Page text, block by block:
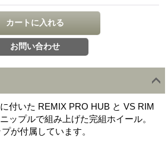
付いた REMIX PRO HUB と VS RIM
ップルで組み上げた完組ホイール。
が付属しています。